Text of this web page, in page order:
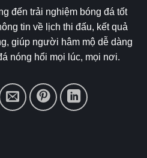
đến trải nghiệm bóng đá tốt
tin về lịch thi đấu, kết quả
giúp người hâm mộ dễ dàng
nóng hổi mọi lúc, mọi nơi.